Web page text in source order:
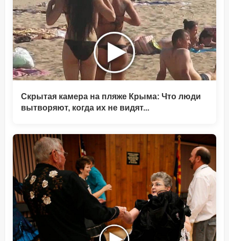
Скрытая камера на пляже Крыма: Что люди
вытворяют, когда их не видят...